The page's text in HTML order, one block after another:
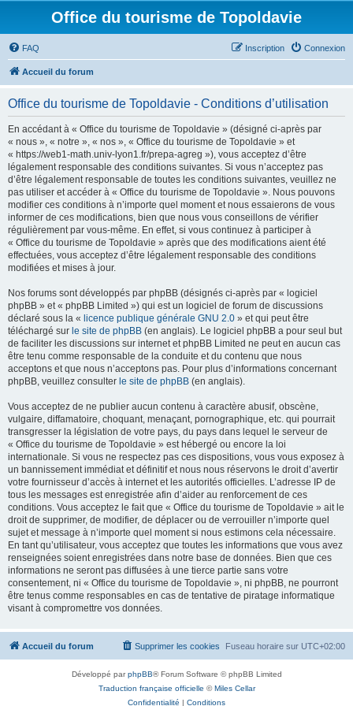
Office du tourisme de Topoldavie
FAQ Connexion
Inscription
Accueil du forum
Office du tourisme de Topoldavie - Conditions d’utilisation
En accédant à « Office du tourisme de Topoldavie » (désigné ci-après par
« nous », « notre », « nos », « Office du tourisme de Topoldavie » et
« https://web1-math.univ-lyon1.fr/prepa-agreg »), vous acceptez d’être
légalement responsable des conditions suivantes. Si vous n’acceptez pas
d’être légalement responsable de toutes les conditions suivantes, veuillez ne
pas utiliser et accéder à « Office du tourisme de Topoldavie ». Nous pouvons
modifier ces conditions à n’importe quel moment et nous essaierons de vous
informer de ces modifications, bien que nous vous conseillons de vérifier
régulièrement par vous-même. En effet, si vous continuez à participer à
« Office du tourisme de Topoldavie » après que des modifications aient été
effectuées, vous acceptez d’être légalement responsable des conditions
modifiées et mises à jour.
Nos forums sont développés par phpBB (désignés ci-après par « logiciel
phpBB » et « phpBB Limited ») qui est un logiciel de forum de discussions
déclaré sous la « licence publique générale GNU 2.0 » et qui peut être
téléchargé sur le site de phpBB (en anglais). Le logiciel phpBB a pour seul but
de faciliter les discussions sur internet et phpBB Limited ne peut en aucun cas
être tenu comme responsable de la conduite et du contenu que nous
acceptons et que nous n’acceptons pas. Pour plus d’informations concernant
phpBB, veuillez consulter le site de phpBB (en anglais).
Vous acceptez de ne publier aucun contenu à caractère abusif, obscène,
vulgaire, diffamatoire, choquant, menaçant, pornographique, etc. qui pourrait
transgresser la législation de votre pays, du pays dans lequel le serveur de
« Office du tourisme de Topoldavie » est hébergé ou encore la loi
internationale. Si vous ne respectez pas ces dispositions, vous vous exposez à
un bannissement immédiat et définitif et nous nous réservons le droit d’avertir
votre fournisseur d’accès à internet et les autorités officielles. L’adresse IP de
tous les messages est enregistrée afin d’aider au renforcement de ces
conditions. Vous acceptez le fait que « Office du tourisme de Topoldavie » ait le
droit de supprimer, de modifier, de déplacer ou de verrouiller n’importe quel
sujet et message à n’importe quel moment si nous estimons cela nécessaire.
En tant qu’utilisateur, vous acceptez que toutes les informations que vous avez
renseignées soient enregistrées dans notre base de données. Bien que ces
informations ne seront pas diffusées à une tierce partie sans votre
consentement, ni « Office du tourisme de Topoldavie », ni phpBB, ne pourront
être tenus comme responsables en cas de tentative de piratage informatique
visant à compromettre vos données.
Accueil du forum Fuseau horaire sur UTC+02:00
Supprimer les cookies
Développé parphpBB® Forum Software © phpBB Limited
Traduction française officielle ©Miles Cellar
Confidentialité | Conditions